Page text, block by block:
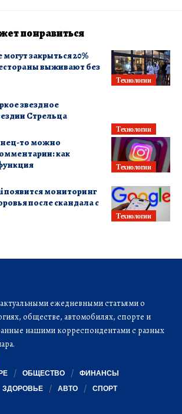
понравиться
Технологии
закрыться 20%
выживают без
Технологии
звездное
Стрельца
Технологии
то можно
как
Технологии
появится мониторинг
после скандала с
ежедневными статьями о
обществе, автомобилях, спорте и
нашими корреспондентами с разных
ОБЩЕСТВО
ФИНАНСЫ
ЗДОРОВЬЕ АВТО СПОРТ